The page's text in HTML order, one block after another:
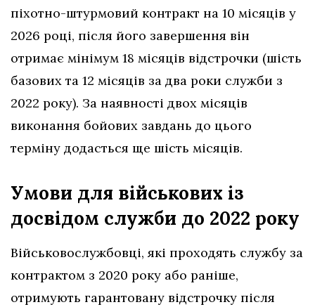
піхотно-штурмовий контракт на 10 місяців у
2026 році, після його завершення він
отримає мінімум 18 місяців відстрочки (шість
базових та 12 місяців за два роки служби з
2022 року). За наявності двох місяців
виконання бойових завдань до цього
терміну додасться ще шість місяців.
Умови для військових із
досвідом служби до 2022 року
Військовослужбовці, які проходять службу за
контрактом з 2020 року або раніше,
отримують гарантовану відстрочку після